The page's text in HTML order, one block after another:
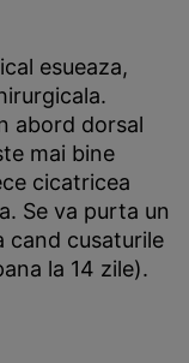
esueaza,
abord dorsal
mai bine
cicatricea
Se va purta un
cand cusaturile
la 14 zile).